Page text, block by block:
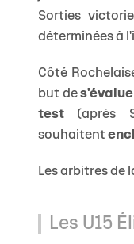
Sorties
déterminées à
Côté
but de
test (après
souhaitent
Les arbitres de
Les U15